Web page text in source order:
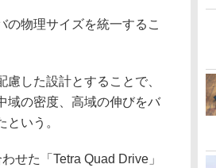
の物理サイズを統一するこ
した設計とすることで、
域の密度、高域の伸びをバ
いう。
せた「Tetra Quad Drive」